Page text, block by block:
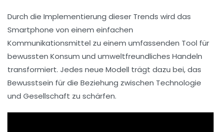
Durch die Implementierung dieser Trends wird das
Smartphone von einem einfachen
Kommunikationsmittel zu einem umfassenden Tool für
bewussten Konsum und umweltfreundliches Handeln
transformiert. Jedes neue Modell trägt dazu bei, das
Bewusstsein für die Beziehung zwischen Technologie
und Gesellschaft zu schärfen.